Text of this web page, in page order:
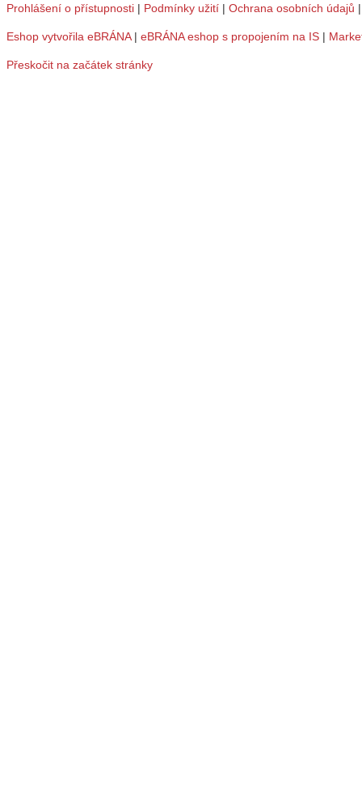
Prohlášení o přístupnosti | Podmínky užití | Ochrana osobních údajů
Eshop vytvořila eBRÁNA| eBRÁNA eshop s propojením na IS |
Přeskočit na začátek stránky